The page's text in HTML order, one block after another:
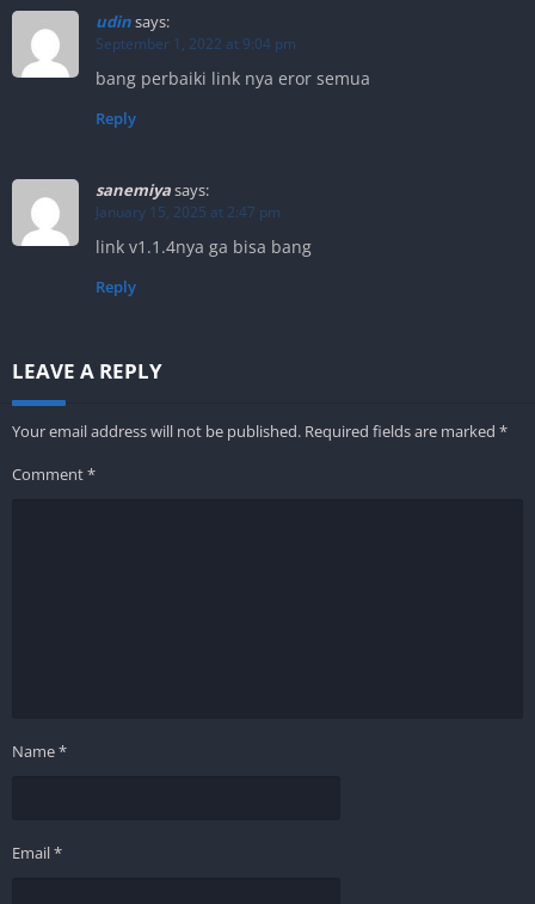
udinsays:
September 1, 2022 at 9:04 pm
bang perbaiki link nya eror semua
Reply
sanemiyasays:
January 15, 2025 at 2:47 pm
link v1.1.4nya ga bisa bang
Reply
LEAVE A REPLY
Your email address will not be published. Required fields are marked *
Comment*
Name*
Email*